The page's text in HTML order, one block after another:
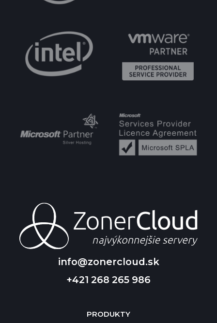
info@zonercloud.sk
+421 268 265 986
PRODUKTY